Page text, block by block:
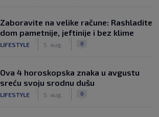
Zaboravite na velike račune: Rashladite
dom pametnije, jeftinije i bez klime
LIFESTYLE 5. aug. 0
Ova 4 horoskopska znaka u avgustu
sreću svoju srodnu dušu
LIFESTYLE 5. aug. 0